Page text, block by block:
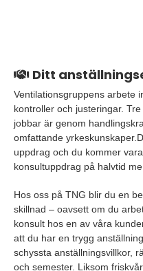
Ditt
Ventilationsgruppens arbete
kontroller och justeringar.
jobbar är genom
omfattande
uppdrag och du kommer
konsultuppdrag på halvtid
Hos oss på TNG blir du en
skillnad – oavsett om du
konsult hos en av våra
att du har en trygg
schyssta anställningsvillkor,
och semester. Liksom